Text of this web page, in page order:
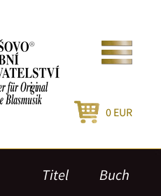
0 EUR
Titel Buch